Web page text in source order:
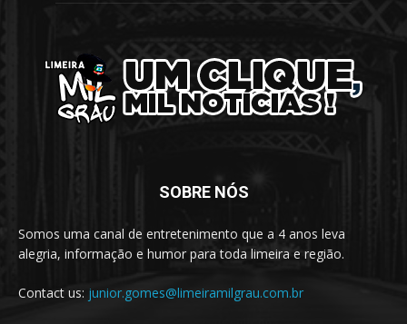
SOBRE NÓS
Somos uma canal de entretenimento que a 4 anos leva
alegria, informação e humor para toda limeira e região.
Contact us: junior.gomes@limeiramilgrau.com.br